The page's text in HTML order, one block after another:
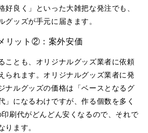
好良く」といった大雑把な発注でも、
グッズが手元に届きます。
リット②：案外安価
ことも、オリジナルグッズ業者に依頼
られます。オリジナルグッズ業者に発
ナルグッズの価格は「ベースとなるグ
」になるわけですが、作る個数を多く
刷代がどんどん安くなるので、それで
ります。